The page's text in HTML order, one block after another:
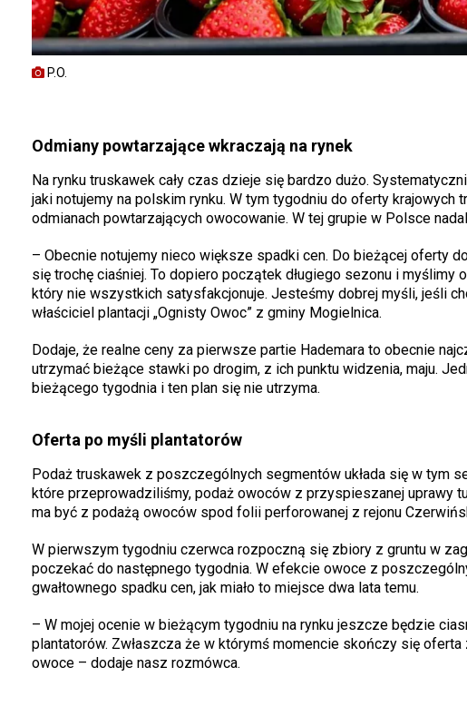
P.O.
Odmiany powtarzające wkraczają na rynek
Na rynku truskawek cały czas dzieje się bardzo dużo.
jaki notujemy na polskim rynku. W tym tygodniu do oferty
odmianach powtarzających owocowanie. W tej grupie w Polsce
– Obecnie notujemy nieco większe spadki cen. Do bieżącej oferty
się trochę ciaśniej. To dopiero początek długiego sezonu i
który nie wszystkich satysfakcjonuje. Jesteśmy dobrej myśli, jeśli
właściciel plantacji „Ognisty Owoc” z gminy Mogielnica.
Dodaje, że realne ceny za pierwsze partie Hademara to obecnie
utrzymać bieżące stawki po drogim, z ich punktu widzenia, maju.
bieżącego tygodnia i ten plan się nie utrzyma.
Oferta po myśli plantatorów
Podaż truskawek z poszczególnych segmentów układa się w tym
które przeprowadziliśmy, podaż owoców z przyspieszanej uprawy
ma być z podażą owoców spod folii perforowanej z rejonu
W pierwszym tygodniu czerwca rozpoczną się zbiory z gruntu w
poczekać do następnego tygodnia. W efekcie owoce z
gwałtownego spadku cen, jak miało to miejsce dwa lata temu.
– W mojej ocenie w bieżącym tygodniu na rynku jeszcze będzie
plantatorów. Zwłaszcza że w którymś momencie skończy się
owoce – dodaje nasz rozmówca.